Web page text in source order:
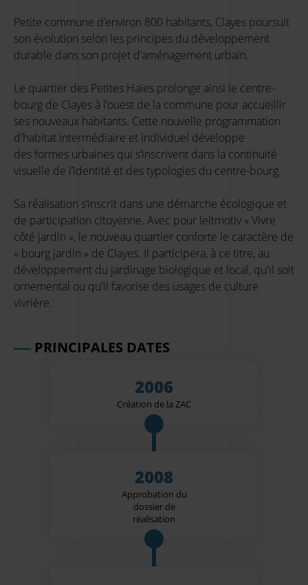
Petite commune d’environ 800 habitants, Clayes poursuit
son évolution selon les principes du développement
durable dans son projet d’aménagement urbain.
Le quartier des Petites Haies prolonge ainsi le centre-
bourg de Clayes à l’ouest de la commune pour accueillir
ses nouveaux habitants. Cette nouvelle programmation
d'habitat intermédiaire et individuel développe
des formes urbaines qui s’inscrivent dans la continuité
visuelle de l’identité et des typologies du centre-bourg.
Sa réalisation s’inscrit dans une démarche écologique et
de participation citoyenne. Avec pour leitmotiv « Vivre
côté jardin », le nouveau quartier conforte le caractère de
« bourg jardin » de Clayes. Il participera, à ce titre, au
développement du jardinage biologique et local, qu'il soit
ornemental ou qu'il favorise des usages de culture
vivrière.
PRINCIPALES DATES
2006
Création de la ZAC
2008
Approbation du
dossier de
réalisation